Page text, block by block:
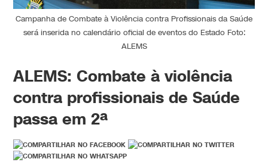
Campanha de Combate à Violência contra Profissionais da Saúde
será inserida no calendário oficial de eventos do Estado Foto:
ALEMS
ALEMS: Combate à violência
contra profissionais de Saúde
passa em 2ª